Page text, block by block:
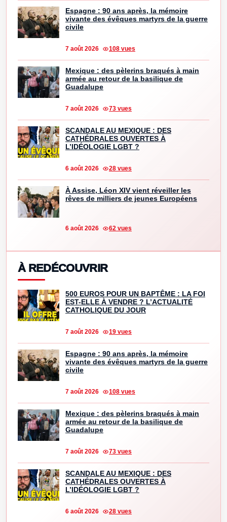
Espagne : 90 ans après, la mémoire
vivante des évêques martyrs de la guerre
civile
7 août 2026 108 vues
Mexique : des pèlerins braqués à main
armée au retour de la basilique de
Guadalupe
7 août 2026 73 vues
SCANDALE AU MEXIQUE : DES
CATHÉDRALES OUVERTES À
L’IDÉOLOGIE LGBT ?
6 août 2026 28 vues
À Assise, Léon XIV vient réveiller les
rêves de milliers de jeunes Européens
6 août 2026 62 vues
À REDÉCOUVRIR
500 EUROS POUR UN BAPTÊME : LA FOI
EST-ELLE À VENDRE ? L’ACTUALITÉ
CATHOLIQUE DU JOUR
7 août 2026 19 vues
Espagne : 90 ans après, la mémoire
vivante des évêques martyrs de la guerre
civile
7 août 2026 108 vues
Mexique : des pèlerins braqués à main
armée au retour de la basilique de
Guadalupe
7 août 2026 73 vues
SCANDALE AU MEXIQUE : DES
CATHÉDRALES OUVERTES À
L’IDÉOLOGIE LGBT ?
6 août 2026 28 vues